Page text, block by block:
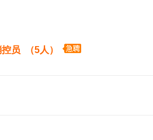
员 （5人）